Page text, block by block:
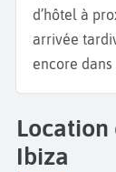
d’hôtel à
arrivée
encore
Location
Ibiza